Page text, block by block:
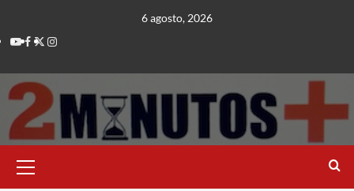
contenido
6 agosto, 2026
Youtube
Facebook
TwitterInstagram
principal